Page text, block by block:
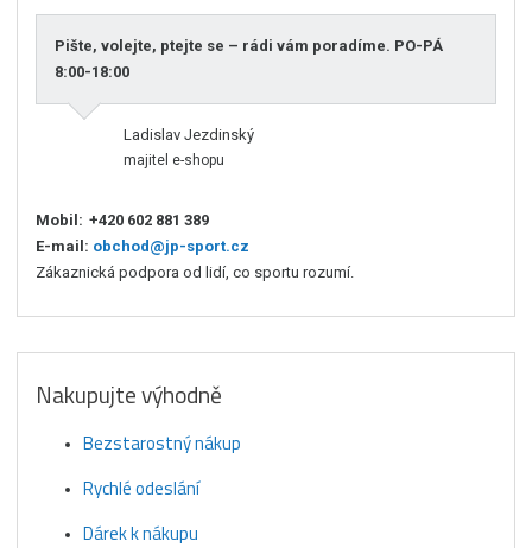
Pište, volejte, ptejte se – rádi vám poradíme. PO-PÁ
8:00-18:00
Ladislav Jezdinský
majitel e-shopu
Mobil: +420 602 881 389
E-mail: obchod@jp-sport.cz
Zákaznická podpora od lidí, co sportu rozumí.
Nakupujte výhodně
Bezstarostný nákup
Rychlé odeslání
Dárek k nákupu